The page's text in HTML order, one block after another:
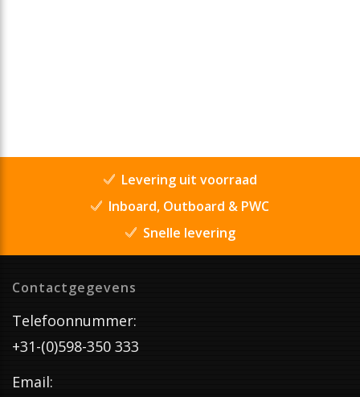
Levering uit voorraad
Inboard, Outboard & PWC
Snelle levering
Contactgegevens
Telefoonnummer:
+31-(0)598-350 333
Email: